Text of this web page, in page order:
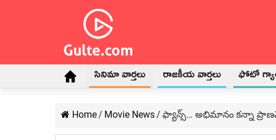
సినిమా వార్తలు రాజకీయ వార్తలు ఫోటో
Home/ Movie News/ ఫ్యాన్స్… అభిమానం కన్నా